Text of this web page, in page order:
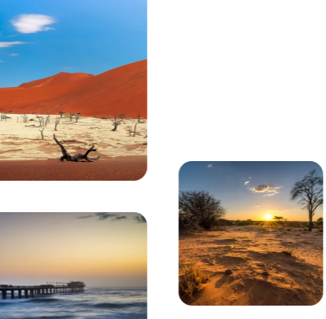
Branco di elefanti africani che cammina nella